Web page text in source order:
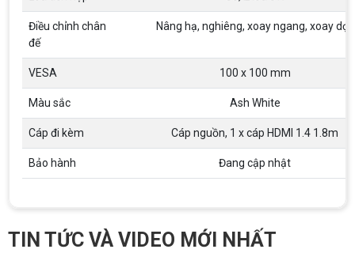
Điều chỉnh chân
đế
Nâng hạ, nghiêng, xoay ngang, xoay dọc
VESA 100 x 100 mm
Màu sắc Ash White
Cáp đi kèm Cáp nguồn, 1 x cáp HDMI 1.4 1.8m
Bảo hành Đang cập nhật
TIN TỨC VÀ VIDEO MỚI NHẤT
tinh thần học hỏi, sáng tạo, tinh thần trách nhiệm
cao, quyết đoán. Kinh nghiệm ít nhất 2 năm ở vị
trí tương đương
ĐIỀU KIỆN TRẢ GÓP HDSAIGON
CMND và Hộ khẩu - Xét duyệt nhanh chóng trong
Cách chọn PC cho sinh viên thiết kế đồ
Hướng dẫn chọn PC cho sinh viên thiết kế đồ họa
từ 2D, dựng video đến 3D. Cấu hình tối ưu, dùng
bền 4 năm đại học. Tư vấn lắp đặt tại Vi Tính
Nguyễn Thắng.
SketchUp mạnh, mượt, giá ổn
Tìm hiểu ngay cấu hình máy tính học AutoCAD
Revit SketchUp mạnh, mượt, tối ưu chi phí giúp